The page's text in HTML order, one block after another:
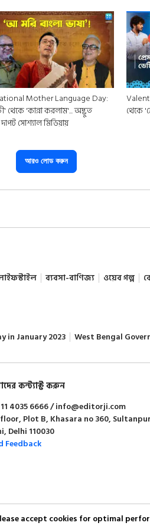
Mother Language Day:
থেকে 'কান্না করলাম'... অদ্ভুত
সোশ্যাল মিডিয়ায়
থেকে
আরও লোড করুন
ব্যবসা-বাণিজ্য ওয়েব গল্প
in January 2023 West Bengal
কন্ট্যাক্ট করুন
4035 6666 / info@editorji.com
Plot B, Khasara no 360,
Delhi 110030
Feedback
accept cookies for optimal